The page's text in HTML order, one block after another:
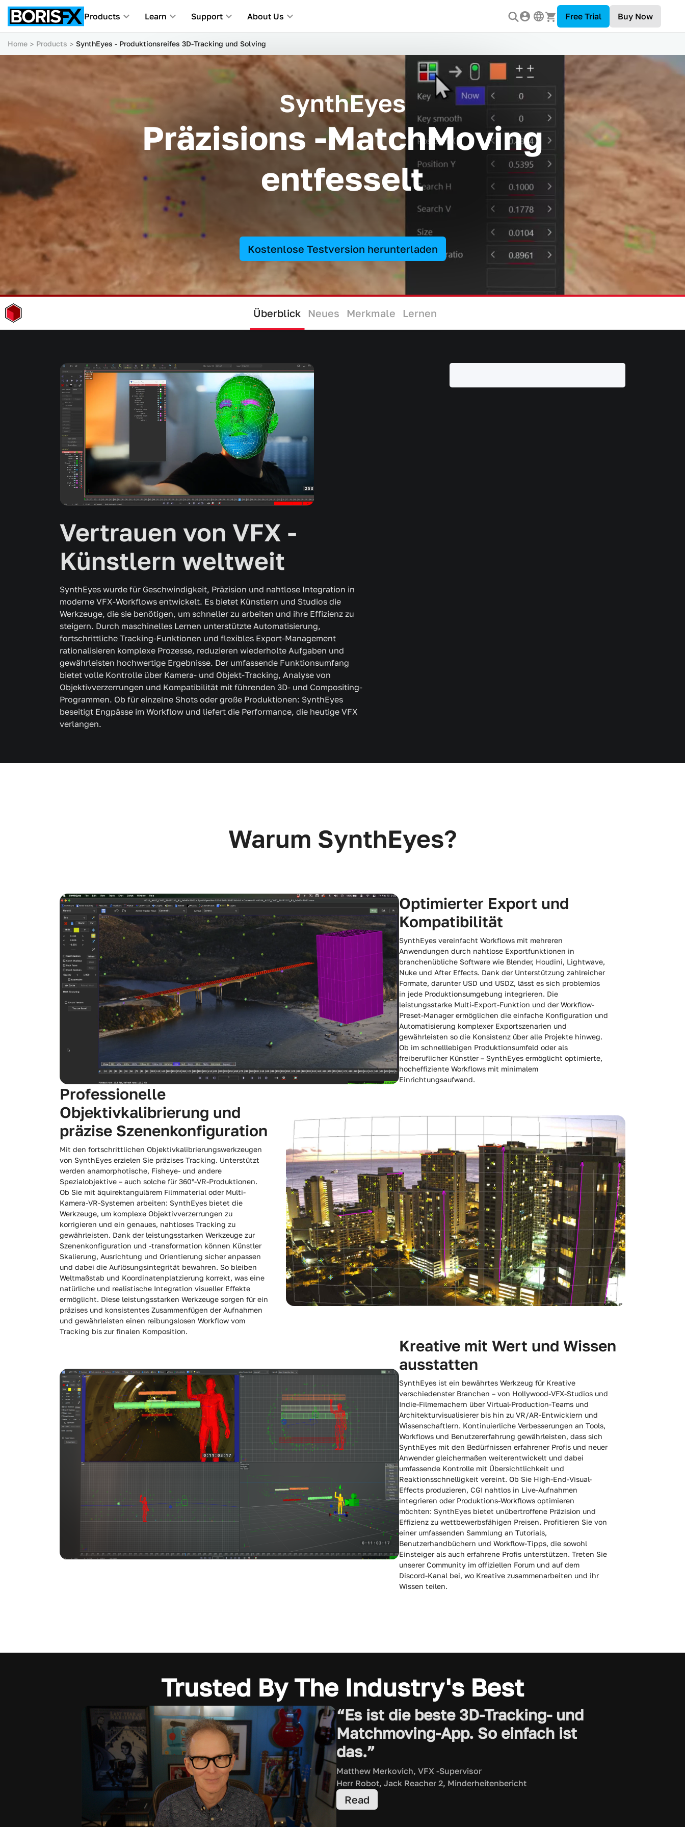
Products Learn Support About Us Free Trial Buy Now
Home Products SynthEyes - Produktionsreifes 3D-Tracking und Solving
Präzisions -MatchMoving
entfesselt
SynthEyes
Kostenlose Testversion herunterladen
Überblick Neues Merkmale Lernen
Vertrauen von VFX -
Künstlern weltweit
SynthEyes wurde für Geschwindigkeit, Präzision und nahtlose Integration in
moderne VFX-Workflows entwickelt. Es bietet Künstlern und Studios die
Werkzeuge, die sie benötigen, um schneller zu arbeiten und ihre Effizienz zu
steigern. Durch maschinelles Lernen unterstützte Automatisierung,
fortschrittliche Tracking-Funktionen und flexibles Export-Management
rationalisieren komplexe Prozesse, reduzieren wiederholte Aufgaben und
gewährleisten hochwertige Ergebnisse. Der umfassende Funktionsumfang
bietet volle Kontrolle über Kamera- und Objekt-Tracking, Analyse von
Objektivverzerrungen und Kompatibilität mit führenden 3D- und Compositing-
Programmen. Ob für einzelne Shots oder große Produktionen: SynthEyes
beseitigt Engpässe im Workflow und liefert die Performance, die heutige VFX
verlangen.
Warum SynthEyes?
Optimierter Export und
Kompatibilität
SynthEyes vereinfacht Workflows mit mehreren
Anwendungen durch nahtlose Exportfunktionen in
branchenübliche Software wie Blender, Houdini, Lightwave,
Nuke und After Effects. Dank der Unterstützung zahlreicher
Formate, darunter USD und USDZ, lässt es sich problemlos
in jede Produktionsumgebung integrieren. Die
leistungsstarke Multi-Export-Funktion und der Workflow-
Preset-Manager ermöglichen die einfache Konfiguration und
Automatisierung komplexer Exportszenarien und
gewährleisten so die Konsistenz über alle Projekte hinweg.
Ob im schnelllebigen Produktionsumfeld oder als
freiberuflicher Künstler – SynthEyes ermöglicht optimierte,
hocheffiziente Workflows mit minimalem
Einrichtungsaufwand.
Professionelle
Objektivkalibrierung und
präzise Szenenkonfiguration
Mit den fortschrittlichen Objektivkalibrierungswerkzeugen
von SynthEyes erzielen Sie präzises Tracking. Unterstützt
werden anamorphotische, Fisheye- und andere
Spezialobjektive – auch solche für 360°-VR-Produktionen.
Ob Sie mit äquirektangulärem Filmmaterial oder Multi-
Kamera-VR-Systemen arbeiten: SynthEyes bietet die
Werkzeuge, um komplexe Objektivverzerrungen zu
korrigieren und ein genaues, nahtloses Tracking zu
gewährleisten. Dank der leistungsstarken Werkzeuge zur
Szenenkonfiguration und -transformation können Künstler
Skalierung, Ausrichtung und Orientierung sicher anpassen
und dabei die Auflösungsintegrität bewahren. So bleiben
Weltmaßstab und Koordinatenplatzierung korrekt, was eine
natürliche und realistische Integration visueller Effekte
ermöglicht. Diese leistungsstarken Werkzeuge sorgen für ein
präzises und konsistentes Zusammenfügen der Aufnahmen
und gewährleisten einen reibungslosen Workflow vom
Tracking bis zur finalen Komposition.
Kreative mit Wert und Wissen
ausstatten
SynthEyes ist ein bewährtes Werkzeug für Kreative
verschiedenster Branchen – von Hollywood-VFX-Studios und
Indie-Filmemachern über Virtual-Production-Teams und
Architekturvisualisierer bis hin zu VR/AR-Entwicklern und
Wissenschaftlern. Kontinuierliche Verbesserungen an Tools,
Workflows und Benutzererfahrung gewährleisten, dass sich
SynthEyes mit den Bedürfnissen erfahrener Profis und neuer
Anwender gleichermaßen weiterentwickelt und dabei
umfassende Kontrolle mit Übersichtlichkeit und
Reaktionsschnelligkeit vereint. Ob Sie High-End-Visual-
Effects produzieren, CGI nahtlos in Live-Aufnahmen
integrieren oder Produktions-Workflows optimieren
möchten: SynthEyes bietet unübertroffene Präzision und
Effizienz zu wettbewerbsfähigen Preisen. Profitieren Sie von
einer umfassenden Sammlung an Tutorials,
Benutzerhandbüchern und Workflow-Tipps, die sowohl
Einsteiger als auch erfahrene Profis unterstützen. Treten Sie
unserer Community im offiziellen Forum und auf dem
Discord-Kanal bei, wo Kreative zusammenarbeiten und ihr
Wissen teilen.
Trusted By The Industry's Best
“Es ist die beste 3D-Tracking- und
Matchmoving-App. So einfach ist
das.”
Matthew Merkovich, VFX -Supervisor
Herr Robot, Jack Reacher 2, Minderheitenbericht
Read